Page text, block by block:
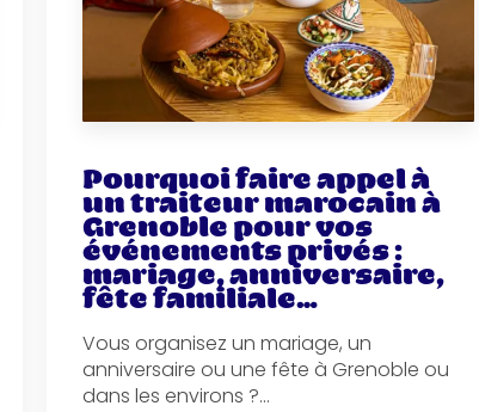
Pourquoi faire appel à
un traiteur marocain à
Grenoble pour vos
événements privés :
mariage, anniversaire,
fête familiale…
Vous organisez un mariage, un
anniversaire ou une fête à Grenoble ou
dans les environs ?...